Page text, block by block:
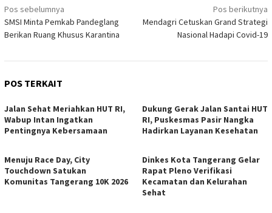
Navigasi
pos
Pos sebelumnya
SMSI Minta Pemkab Pandeglang
Berikan Ruang Khusus Karantina
Pos berikutnya
Mendagri Cetuskan Grand Strategi
Nasional Hadapi Covid-19
POS TERKAIT
Jalan Sehat Meriahkan HUT RI,
Wabup Intan Ingatkan
Pentingnya Kebersamaan
Dukung Gerak Jalan Santai HUT
RI, Puskesmas Pasir Nangka
Hadirkan Layanan Kesehatan
Menuju Race Day, City
Touchdown Satukan
Komunitas Tangerang 10K 2026
Dinkes Kota Tangerang Gelar
Rapat Pleno Verifikasi
Kecamatan dan Kelurahan
Sehat